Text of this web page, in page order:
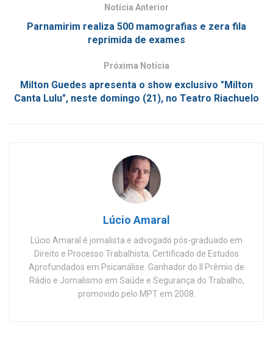
Notícia Anterior
Parnamirim realiza 500 mamografias e zera fila
reprimida de exames
Próxima Notícia
Milton Guedes apresenta o show exclusivo "Milton
Canta Lulu", neste domingo (21), no Teatro Riachuelo
Lúcio Amaral
Lúcio Amaral é jornalista e advogado pós-graduado em
Direito e Processo Trabalhista. Certificado de Estudos
Aprofundados em Psicanálise. Ganhador do II Prêmio de
Rádio e Jornalismo em Saúde e Segurança do Trabalho,
promovido pelo MPT em 2008.